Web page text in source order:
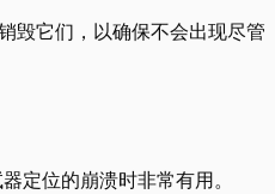
毁它们，以确保不会出现尽管
定位的崩溃时非常有用。